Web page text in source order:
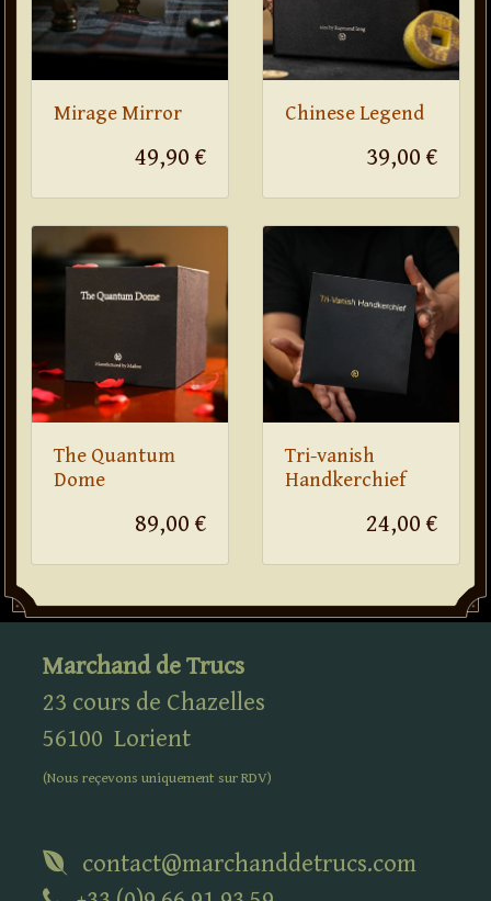
Mirage Mirror
49,90 €
Chinese Legend
39,00 €
The Quantum
Dome
89,00 €
Tri-vanish
Handkerchief
24,00 €
Marchand de Trucs
23 cours de Chazelles
56100 Lorient
(Nous reçevons uniquement surRDV)
contact@marchanddetrucs.com